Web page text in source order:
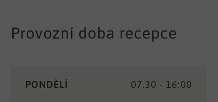
Provozní doba recepce
PONDĚLÍ 07.30 - 16:00